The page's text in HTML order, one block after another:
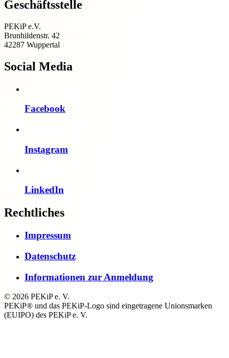
Geschäftsstelle
PEKiP e.V.
Brunhildenstr. 42
42287 Wuppertal
Social Media
Facebook
Instagram
LinkedIn
Rechtliches
Impressum
Datenschutz
Informationen zur Anmeldung
© 2026 PEKiP e. V.
PEKiP® und das PEKiP-Logo sind eingetragene Unionsmarken
(EUIPO) des PEKiP e. V.